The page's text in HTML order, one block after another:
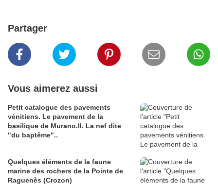
Partager
Vous aimerez aussi
Petit catalogue des pavements
vénitiens. Le pavement de la
basilique de Murano.II. La nef dite
"du baptême"..
Quelques éléments de la faune
marine des rochers de la Pointe de
Raguenès (Crozon)